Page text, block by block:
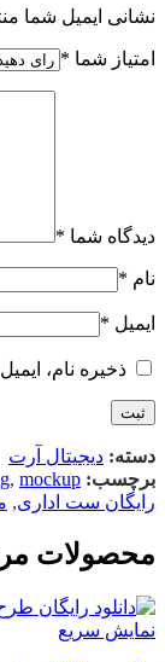
نشانی ایمیل شما
امتیاز شما *
دیدگاه شما *
نام *
ایمیل *
ذخیره نام،
دسته: دیجیتال آرت
برچسب:
, mockup
رایگان ست اداری,
محصولات
نمایش سریع